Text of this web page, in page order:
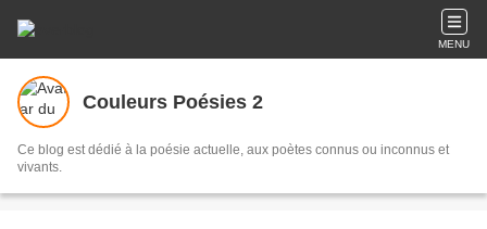
MENU
Couleurs Poésies 2
Ce blog est dédié à la poésie actuelle, aux poètes connus ou inconnus et
vivants.